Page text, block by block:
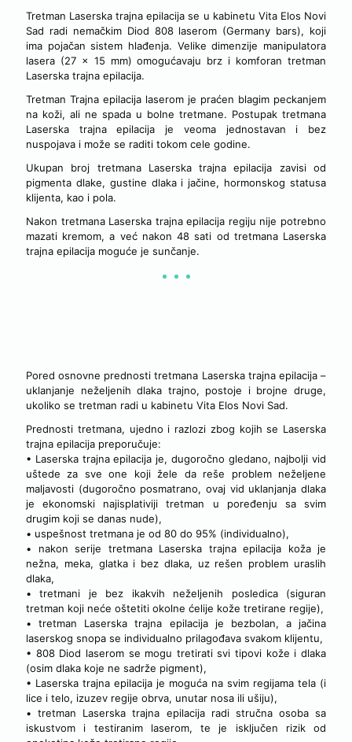
Tretman Laserska trajna epilacija se u kabinetu Vita Elos Novi
Sad radi nemačkim Diod 808 laserom (Germany bars), koji
ima pojačan sistem hlađenja. Velike dimenzije manipulatora
lasera (27 x 15 mm) omogućavaju brz i komforan tretman
Laserska trajna epilacija.
Tretman Trajna epilacija laserom je praćen blagim peckanjem
na koži, ali ne spada u bolne tretmane. Postupak tretmana
Laserska trajna epilacija je veoma jednostavan i bez
nuspojava i može se raditi tokom cele godine.
Ukupan broj tretmana Laserska trajna epilacija zavisi od
pigmenta dlake, gustine dlaka i jačine, hormonskog statusa
klijenta, kao i pola.
Nakon tretmana Laserska trajna epilacija regiju nije potrebno
mazati kremom, a već nakon 48 sati od tretmana Laserska
trajna epilacija moguće je sunčanje.
Pored osnovne prednosti tretmana Laserska trajna epilacija –
uklanjanje neželjenih dlaka trajno, postoje i brojne druge,
ukoliko se tretman radi u kabinetu Vita Elos Novi Sad.
Prednosti tretmana, ujedno i razlozi zbog kojih se Laserska
trajna epilacija preporučuje:
• Laserska trajna epilacija je, dugoročno gledano, najbolji vid
uštede za sve one koji žele da reše problem neželjene
maljavosti (dugoročno posmatrano, ovaj vid uklanjanja dlaka
je ekonomski najisplativiji tretman u poređenju sa svim
drugim koji se danas nude),
• uspešnost tretmana je od 80 do 95% (individualno),
• nakon serije tretmana Laserska trajna epilacija koža je
nežna, meka, glatka i bez dlaka, uz rešen problem uraslih
dlaka,
• tretmani je bez ikakvih neželjenih posledica (siguran
tretman koji neće oštetiti okolne ćelije kože tretirane regije),
• tretman Laserska trajna epilacija je bezbolan, a jačina
laserskog snopa se individualno prilagođava svakom klijentu,
• 808 Diod laserom se mogu tretirati svi tipovi kože i dlaka
(osim dlaka koje ne sadrže pigment),
• Laserska trajna epilacija je moguća na svim regijama tela (i
lice i telo, izuzev regije obrva, unutar nosa ili ušiju),
• tretman Laserska trajna epilacija radi stručna osoba sa
iskustvom i testiranim laserom, te je isključen rizik od